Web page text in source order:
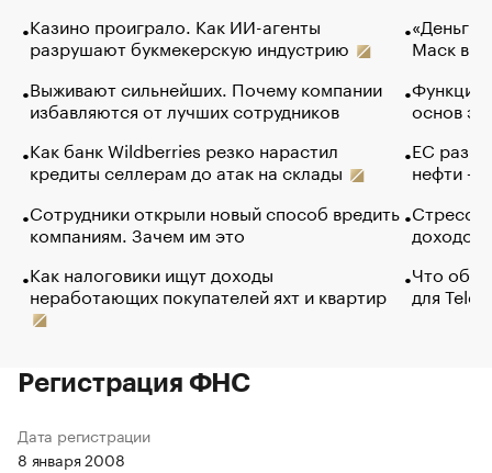
Казино проиграло. Как ИИ-агенты
разрушают букмекерскую индустрию
Выживают сильнейших. Почему компании
избавляются от лучших сотрудников
Как банк Wildberries резко нарастил
кредиты селлерам до атак на склады
Сотрудники открыли новый способ вредить
компаниям. Зачем им это
Как налоговики ищут доходы
неработающих покупателей яхт и квартир
«Деньги
Маск в
Функции
основ
ЕС
нефти —
Стресс
доходов
Что
для
Регистрация ФНС
Дата регистрации
8 января 2008